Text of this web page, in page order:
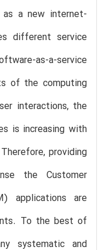
as a new internet-
different service
as-a-service
of the computing
interactions, the
is increasing with
providing
the Customer
applications are
To the best of
systematic and